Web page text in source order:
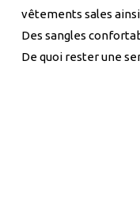
vêtements sales
Des sangles
De quoi rester une